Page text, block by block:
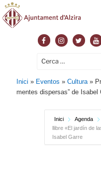
FacebookInstagram
Twitter
Cerca:
Inici » Eventos »Cultura »
mentes dispersas” de Isabel
Inici Agenda
llibre «El jardín de
Isabel Garre